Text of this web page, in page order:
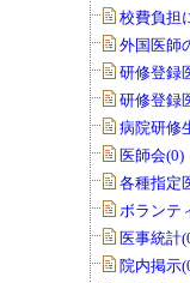
校費負担
外国医師
研修登録
研修登録
病院研修
医師会(0)
各種指定
ボランテ
医事統計
院内掲示